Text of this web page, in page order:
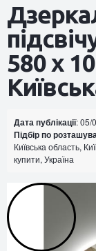
580 х
Дата публікації: 05/
Підбір по
Київська область,
купити, Україна